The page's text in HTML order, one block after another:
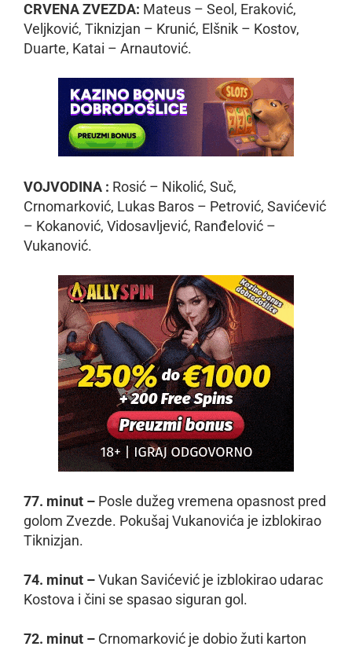
CRVENA ZVEZDA: Mateus – Seol, Eraković,
Veljković, Tiknizjan – Krunić, Elšnik – Kostov,
Duarte, Katai – Arnautović.
VOJVODINA : Rosić – Nikolić, Suč,
Crnomarković, Lukas Baros – Petrović, Savićević
– Kokanović, Vidosavljević, Ranđelović –
Vukanović.
77. minut – Posle dužeg vremena opasnost pred
golom Zvezde. Pokušaj Vukanovića je izblokirao
Tiknizjan.
74. minut –Vukan Savićević je izblokirao udarac
Kostova i čini se spasao siguran gol.
72. minut – Crnomarković je dobio žuti karton